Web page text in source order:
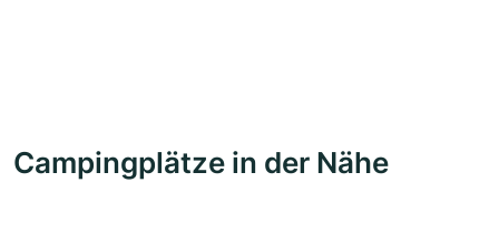
Campingplätze in der Nähe